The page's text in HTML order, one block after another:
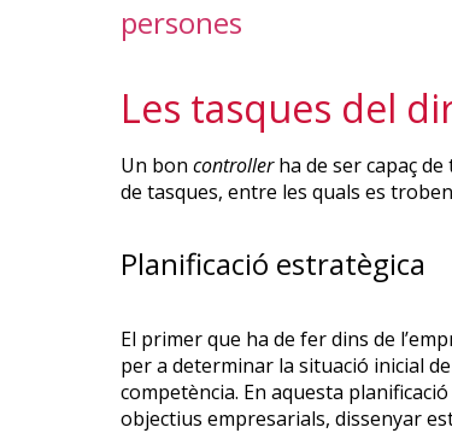
persones
Les tasques del
Un bon controllerha de ser capaç
de tasques, entre les quals es
Planificació estratègica
El primer que ha de fer dins de
per a determinar la situació inicial
competència. En aquesta
objectius empresarials, dissenyar